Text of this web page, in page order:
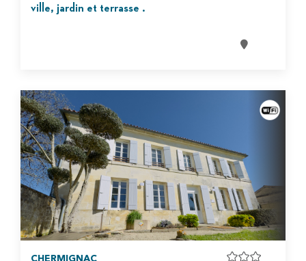
ville, jardin et terrasse .
CHERMIGNAC